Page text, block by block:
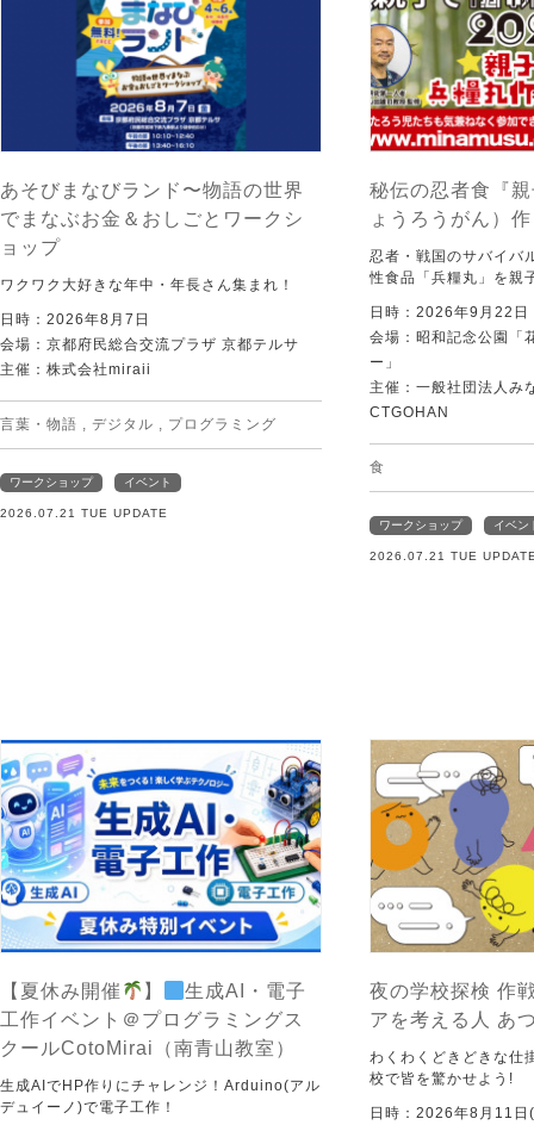
あそびまなびランド〜物語の世界
でまなぶお金＆おしごとワークシ
ョップ
ワクワク大好きな年中・年長さん集まれ！
日時：2026年8月7日
会場：京都府民総合交流プラザ 京都テルサ
主催：株式会社miraii
言葉・物語 , デジタル , プログラミング
ワークショップ イベント
2026.07.21 TUE UPDATE
秘伝の忍者食『
ょうろうがん）
忍者・戦国のサバイバ
性食品「兵糧丸」を親
日時：2026年9月22日
会場：昭和記念公園「
ー」
主催：一般社団法人み
CTGOHAN
食
ワークショップ イベン
2026.07.21 TUE
【夏休み開催 】
生成AI・電子
工作イベント＠プログラミングス
クールCotoMirai（南青山教室）
生成AIでHP作りにチャレンジ！Arduino(アル
デュイーノ)で電子工作！
夜の学校探検 作
アを考える人 あ
わくわくどきどきな仕
校で皆を驚かせよう!
日時：2026年8月11日